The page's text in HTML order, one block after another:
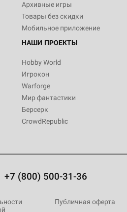
Архивные игры
Товары без скидки
Мобильное приложение
НАШИ ПРОЕКТЫ
Hobby World
Игрокон
Warforge
Мир фантастики
Берсерк
CrowdRepublic
+7 (800) 500-31-36
Публичная оферта